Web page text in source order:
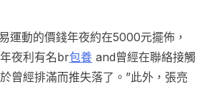
運動的價錢年夜約在5000元擺佈，
夜利有名br包養 and曾經在聯絡接觸
曾經排滿而推失落了。”此外，張亮